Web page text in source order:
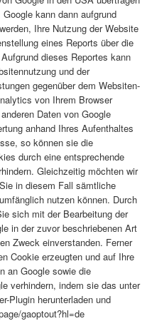
kann dann aufgrund
Ihre Nutzung der Website
eines Reports über die
dieses Reportes kann
und der
gegenüber dem Websiten-
von Ihrem Browser
Daten von Google
anhand Ihres Aufenthaltes
so können sie die
durch eine entsprechende
Gleichzeitig möchten wir
in diesem Fall sämtliche
nutzen können. Durch
sich mit der Bearbeitung der
in der zuvor beschriebenen Art
Zweck einverstanden. Ferner
Cookie erzeugten und auf Ihre
an Google sowie die
verhindern, indem sie das unter
Plugin herunterladen und
gaoptout?hl=de